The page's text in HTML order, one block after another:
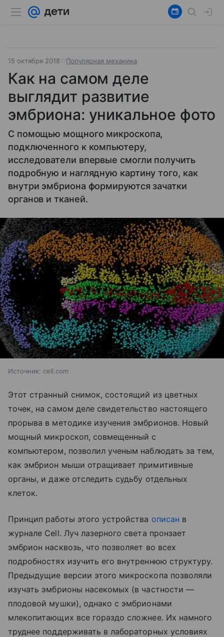
15 октября 2018 Популярная механика
Как на самом деле
выглядит развитие
эмбриона: уникальное фото
С помощью мощного микроскопа,
подключенного к компьютеру,
исследователи впервые смогли получить
подробную и наглядную картину того, как
внутри эмбриона формируются зачатки
органов и тканей.
Источник: cell.com
Этот странный снимок, состоящий из цветных
точек, на самом деле свидетельство настоящего
прорыва в методике изучения эмбрионов. Новый
мощный микроскоп, совмещенный с
компьютером, позволил ученым наблюдать за тем,
как эмбрион мыши отращивает примитивные
органы, и даже отследить судьбу отдельных
клеток.
Принцип работы этого устройства описан в
журнале Cell. Луч лазерного света пронзает
эмбрион насквозь, что позволяет во всех
подробностях изучить его внутреннюю структуру.
Предыдущие версии этого микроскопа позволяли
изучать эмбрионы насекомых (в частности —
плодовой мушки), однако с эмбрионами
млекопитающих все гораздо сложнее. Их намного
труднее поддерживать в лабораторных условиях